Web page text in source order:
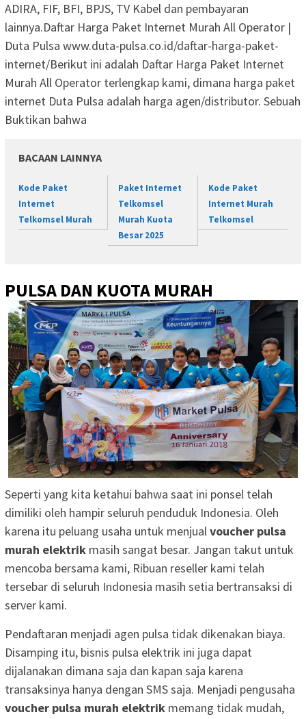
ADIRA, FIF, BFI, BPJS, TV Kabel dan pembayaran
lainnya.Daftar Harga Paket Internet Murah All Operator |
Duta Pulsa www.duta-pulsa.co.id/daftar-harga-paket-
internet/Berikut ini adalah Daftar Harga Paket Internet
Murah All Operator terlengkap kami, dimana harga paket
internet Duta Pulsa adalah harga agen/distributor. Sebuah
Buktikan bahwa
BACAAN LAINNYA
Kode Paket
Internet
Telkomsel Murah
Paket Internet
Telkomsel
Murah Kuota
Besar 2025
Kode Paket
Internet Murah
Telkomsel
PULSA DAN KUOTA MURAH
Seperti yang kita ketahui bahwa saat ini ponsel telah
dimiliki oleh hampir seluruh penduduk Indonesia. Oleh
karena itu peluang usaha untuk menjualvoucher pulsa
murah elektrik masih sangat besar. Jangan takut untuk
mencoba bersama kami, Ribuan reseller kami telah
tersebar di seluruh Indonesia masih setia bertransaksi di
server kami.
Pendaftaran menjadi agen pulsa tidak dikenakan biaya.
Disamping itu, bisnis pulsa elektrik ini juga dapat
dijalanakan dimana saja dan kapan saja karena
transaksinya hanya dengan SMS saja. Menjadi pengusaha
voucher pulsa murah elektrik memang tidak mudah,